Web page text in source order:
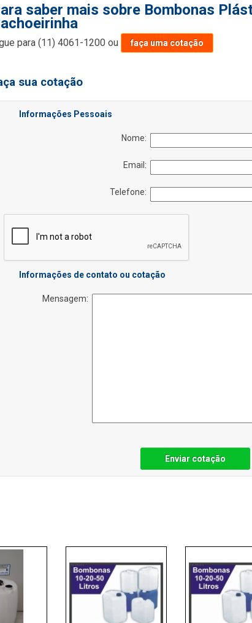
saber mais sobre Bombonas
para(11) 4061-1200 ou faça uma cotação
sua cotação
Informações Pessoais
Nome:
Email:
Telefone:
Informações de contato ou cotação
Mensagem:
Enviar cotação